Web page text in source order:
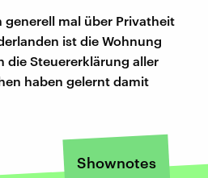
mal über Privatheit
ist die Wohnung
die Steuererklärung aller
haben gelernt damit
Shownotes